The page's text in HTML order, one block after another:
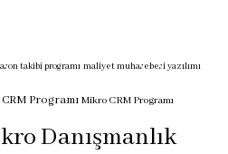
takibi programı maliyet muhasebesi yazılımı
Programı Mikro CRM Programı
Danışmanlık